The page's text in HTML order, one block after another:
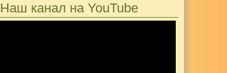
Наш канал на YouTube